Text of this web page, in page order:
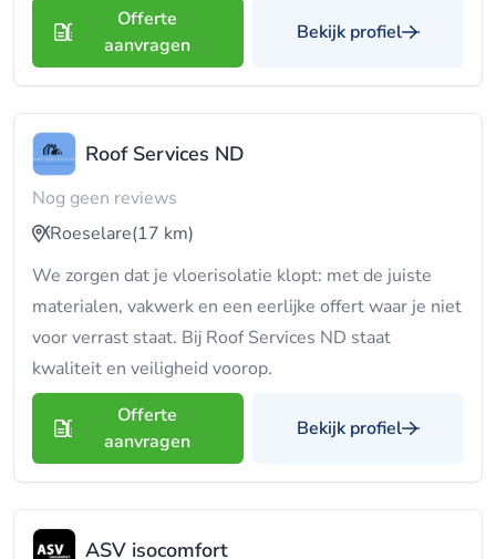
Offerte
aanvragen
Bekijk profiel
Roof Services ND
Nog geen reviews
Roeselare(17 km)
We zorgen dat je vloerisolatie klopt: met de juiste
materialen, vakwerk en een eerlijke offert waar je niet
voor verrast staat. Bij Roof Services ND staat
kwaliteit en veiligheid voorop.
Offerte
aanvragen
Bekijk profiel
ASV isocomfort